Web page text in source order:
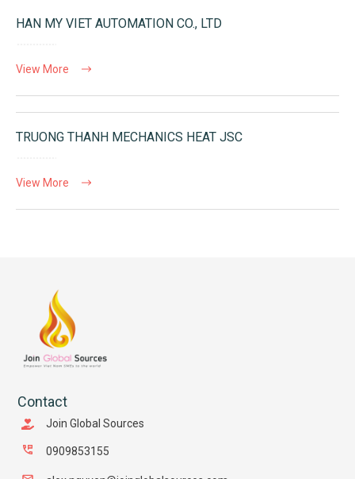
HAN MY VIET AUTOMATION CO., LTD
View More
TRUONG THANH MECHANICS HEAT JSC
View More
Contact
Join Global Sources
0909853155